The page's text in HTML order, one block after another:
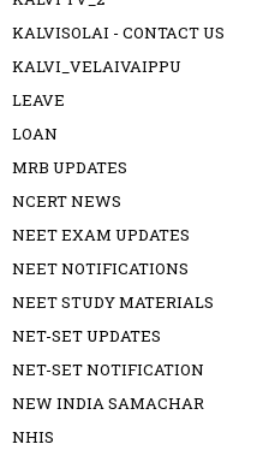
KALVISOLAI - CONTACT US
KALVI_VELAIVAIPPU
LEAVE
LOAN
MRB UPDATES
NCERT NEWS
NEET EXAM UPDATES
NEET NOTIFICATIONS
NEET STUDY MATERIALS
NET-SET UPDATES
NET-SET NOTIFICATION
NEW INDIA SAMACHAR
NHIS